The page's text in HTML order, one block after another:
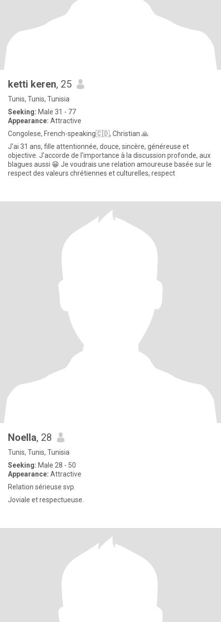
ketti keren, 25
Tunis, Tunis, Tunisia
Seeking: Male 31 - 77
Appearance: Attractive
Congolese, French-speaking🇨🇩, Christian 🙏
J'ai 31 ans, fille attentionnée, douce, sincère, généreuse et
objective. J'accorde de l'importance à la discussion profonde, aux
blagues aussi 😁 Je voudrais une relation amoureuse basée sur le
respect des valeurs chrétiennes et culturelles, respect
Noella, 28
Tunis, Tunis, Tunisia
Seeking: Male 28 - 50
Appearance: Attractive
Relation sérieuse svp.
Joviale et respectueuse.